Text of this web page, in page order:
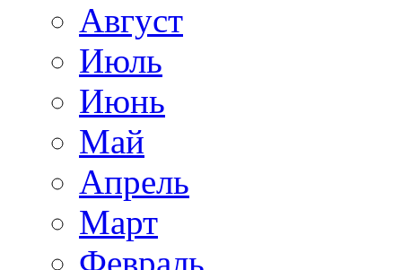
Август
Июль
Июнь
Май
Апрель
Март